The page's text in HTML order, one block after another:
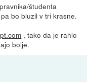
študenta
bo bluzil v tri krasne.
, tako da je rahlo
bolje.